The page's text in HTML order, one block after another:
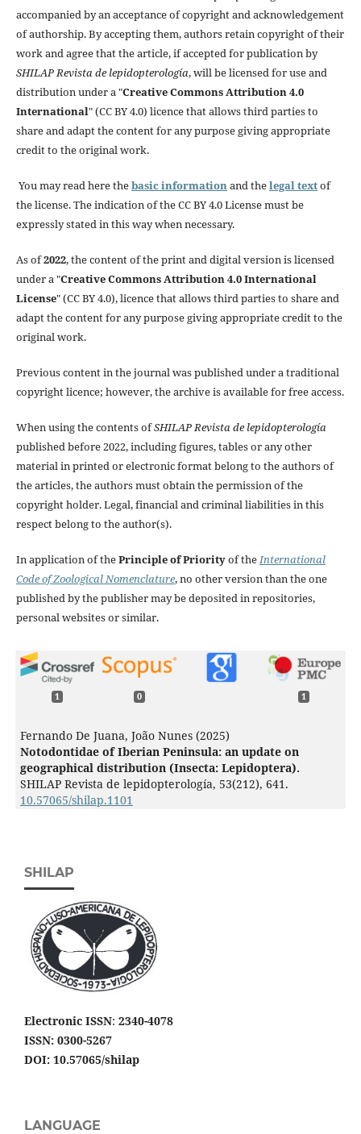
accompanied by an acceptance of copyright and acknowledgement
of authorship. By accepting them, authors retain copyright of their
work and agree that the article, if accepted for publication by
SHILAP Revista de lepidopterología, will be licensed for use and
distribution under a "Creative Commons Attribution 4.0
International" (CC BY 4.0) licence that allows third parties to
share and adapt the content for any purpose giving appropriate
credit to the original work.
You may read here thebasic informationand thelegal textof
the license. The indication of the CC BY 4.0 License must be
expressly stated in this way when necessary.
As of2022, the content of the print and digital version is licensed
under a "Creative Commons Attribution 4.0 International
License" (CC BY 4.0), licence that allows third parties to share and
adapt the content for any purpose giving appropriate credit to the
original work.
Previous content in the journal was published under a traditional
copyright licence; however, the archive is available for free access.
When using the contents ofSHILAP Revista de lepidopterología
published before 2022, including figures, tables or any other
material in printed or electronic format belong to the authors of
the articles, the authors must obtain the permission of the
copyright holder. Legal, financial and criminal liabilities in this
respect belong to the author(s).
In application of thePrinciple of Priorityof theInternational
Code of Zoological Nomenclature, no other version than the one
published by the publisher may be deposited in repositories,
personal websites or similar.
1 0 1
Fernando De Juana, João Nunes (2025)
Notodontidae of Iberian Peninsula: an update on
geographical distribution (Insecta: Lepidoptera).
SHILAP Revista de lepidopterología, 53(212), 641.
10.57065/shilap.1101
SHILAP
Electronic ISSN: 2340-4078
ISSN: 0300-5267
DOI: 10.57065/shilap
LANGUAGE